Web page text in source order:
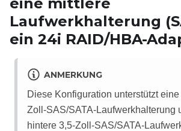
eine mittlere
Laufwerkhalterung
ein 24i RAID/HBA-
ANMERKUNG
Diese Konfiguration unterstützt
Zoll-SAS/SATA-Laufwerkhalterung
hintere 3,5-Zoll-SAS/SATA-